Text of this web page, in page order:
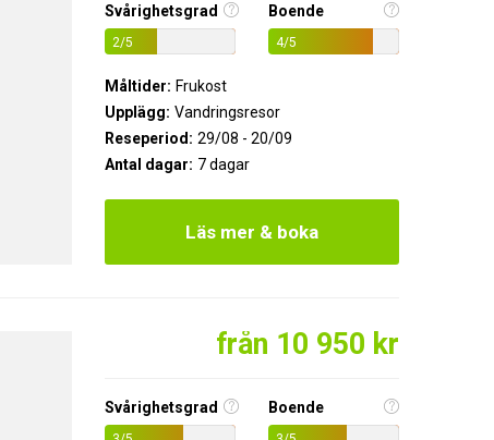
Svårighetsgrad
2/5
Boende
4/5
Måltider: Frukost
Upplägg: Vandringsresor
Reseperiod: 29/08 - 20/09
Antal dagar: 7 dagar
Läs mer & boka
från 10 950 kr
Svårighetsgrad Boende